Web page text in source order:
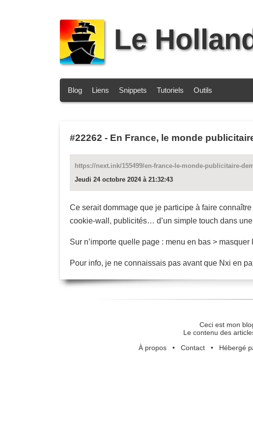
Le
Blog Liens Snippets Tutoriels Outils
#22262 - En France, le monde
https://next.ink/155499/en-france-le-monde-publicitaire-
Jeudi 24 octobre 2024 à 21:32:43
Ce serait dommage que je participe à faire
cookie-wall, publicités… d’un simple touch dans
Sur n’importe quelle page : menu en bas >
Pour info, je ne connaissais pas avant que Nxi en
Ceci est mon
Le contenu des
À propos• Contact• Hébergé